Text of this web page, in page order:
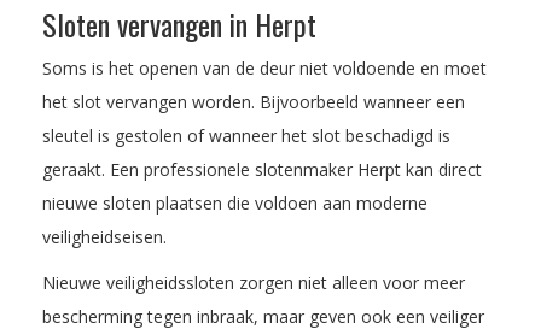
Sloten vervangen in Herpt
Soms is het openen van de deur niet voldoende en moet
het slot vervangen worden. Bijvoorbeeld wanneer een
sleutel is gestolen of wanneer het slot beschadigd is
geraakt. Een professionele slotenmaker Herpt kan direct
nieuwe sloten plaatsen die voldoen aan moderne
veiligheidseisen.
Nieuwe veiligheidssloten zorgen niet alleen voor meer
bescherming tegen inbraak, maar geven ook een veiliger